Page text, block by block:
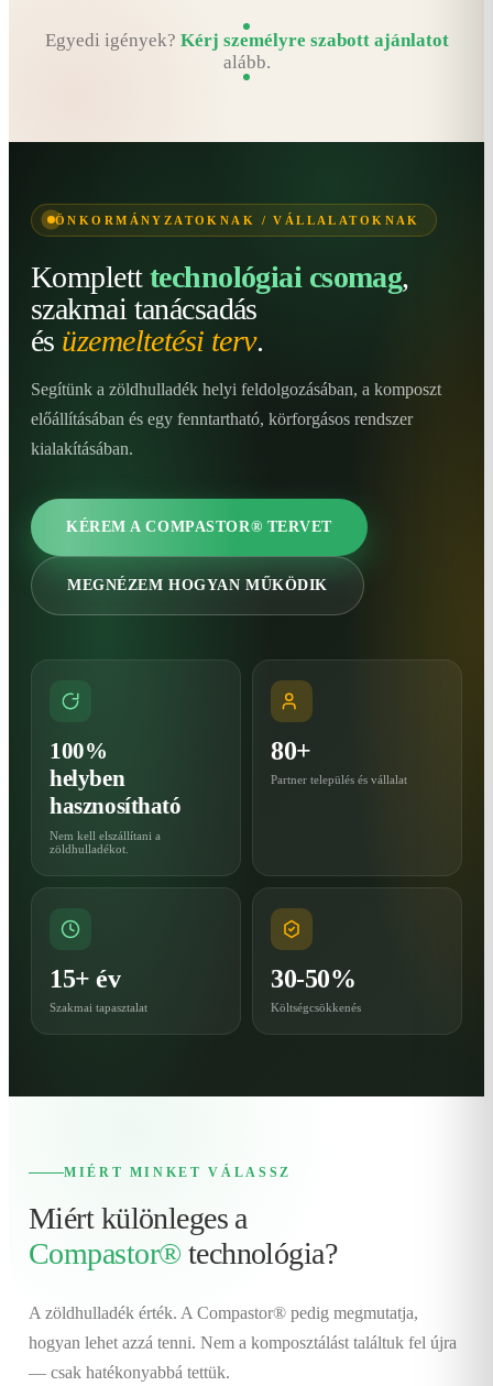
Egyedi igények? Kérj személyre szabott ajánlatot
alább.
ÖNKORMÁNYZATOKNAK / VÁLLALATOKNAK
Kompletttechnológiai csomag,
szakmai tanácsadás
és üzemeltetési terv.
Segítünk a zöldhulladék helyi feldolgozásában, a komposzt
előállításában és egy fenntartható, körforgásos rendszer
kialakításában.
KÉREM A COMPASTOR® TERVET
MEGNÉZEM HOGYAN MŰKÖDIK
100%
helyben
hasznosítható
Nem kell elszállítani a
zöldhulladékot.
80+
Partner település és vállalat
15+ év
Szakmai tapasztalat
30-50%
Költségcsökkenés
MIÉRT MINKET VÁLASSZ
Miért különleges a
Compastor® technológia?
A zöldhulladék érték. A Compastor® pedig megmutatja,
hogyan lehet azzá tenni. Nem a komposztálást találtuk fel újra
— csak hatékonyabbá tettük.